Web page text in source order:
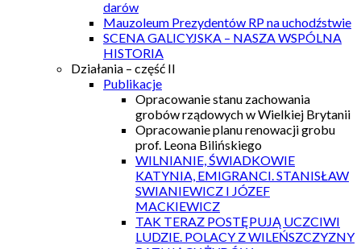
darów
Mauzoleum Prezydentów RP na uchodźstwie
SCENA GALICYJSKA – NASZA WSPÓLNA
HISTORIA
Działania – część II
Publikacje
Opracowanie stanu zachowania
grobów rządowych w Wielkiej Brytanii
Opracowanie planu renowacji grobu
prof. Leona Bilińskiego
WILNIANIE, ŚWIADKOWIE
KATYNIA, EMIGRANCI. STANISŁAW
SWIANIEWICZ I JÓZEF
MACKIEWICZ
TAK TERAZ POSTĘPUJĄ UCZCIWI
LUDZIE. POLACY Z WILEŃSZCZYZNY